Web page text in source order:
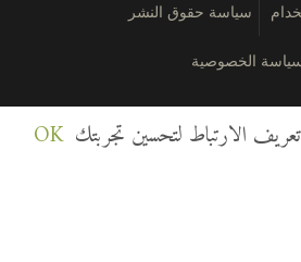
سياسة حقوق النشر
الخصوصية
الارتباط لتحسين تجربتك OK